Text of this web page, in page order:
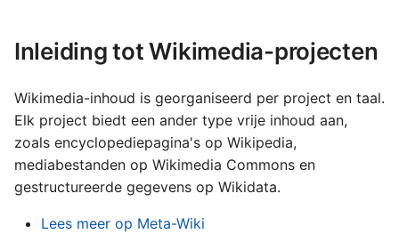
Lëtzebuergesch
Nederlands
Polski
Português (Brasil)
Slovenčina
n
m
e
Inleiding tot Wikimedia-projecten
Wikimedia-inhoud is georganiseerd per project en taal.
Elk project biedt een ander type vrije inhoud aan,
zoals encyclopediepagina's op Wikipedia,
mediabestanden op Wikimedia Commons en
gestructureerde gegevens op Wikidata.
Lees meer op Meta-Wiki